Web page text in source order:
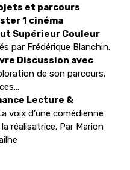
et parcours
1 cinéma
Supérieur Couleur
par Frédérique Blanchin.
Discussion avec
de son parcours,
Lecture &
voix d’une comédienne
réalisatrice. Par Marion